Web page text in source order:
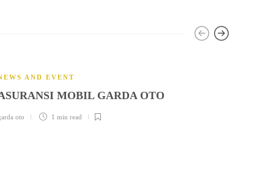
AND EVENT
MOBIL GARDA OTO
oto 1 min read